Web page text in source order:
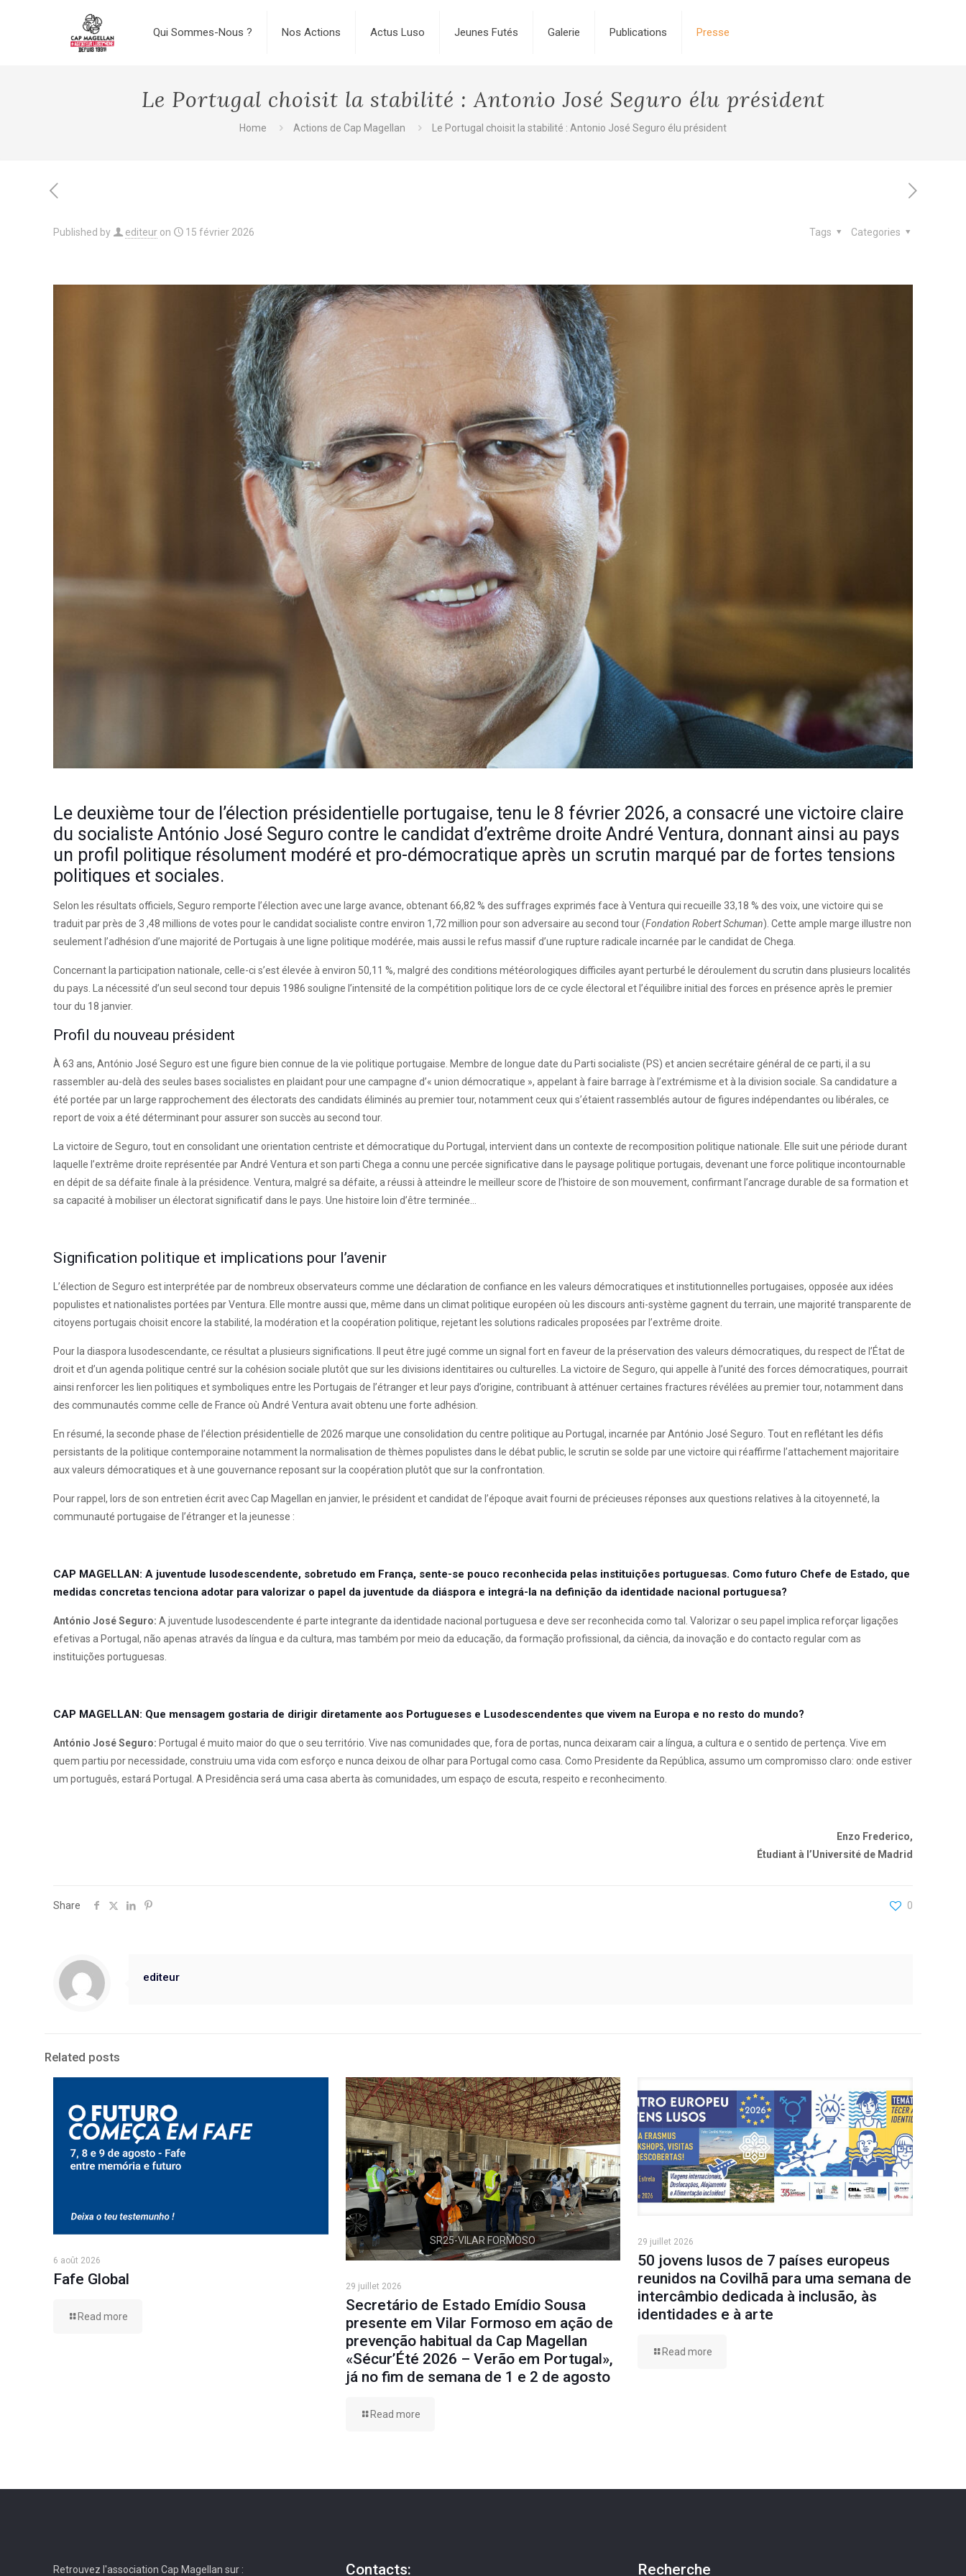
Qui Sommes-Nous ? Nos Actions Actus Luso Jeunes Futés Galerie Publications Presse
Le Portugal choisit la stabilité : Antonio José Seguro élu président
Home Actions de Cap Magellan Le Portugal choisit la stabilité : Antonio José Seguro élu président
Published by editeur on 15 février 2026 Categories
Tags
Le deuxième tour de l’élection présidentielle portugaise, tenu le 8 février 2026, a consacré une victoire claire
du socialiste António José Seguro contre le candidat d’extrême droite André Ventura, donnant ainsi au pays
un profil politique résolument modéré et pro-démocratique après un scrutin marqué par de fortes tensions
politiques et sociales.
Selon les résultats officiels, Seguro remporte l’élection avec une large avance, obtenant 66,82 % des suffrages exprimés face à Ventura qui recueille 33,18 % des voix, une victoire qui se
traduit par près de 3 ,48 millions de votes pour le candidat socialiste contre environ 1,72 million pour son adversaire au second tour (Fondation Robert Schuman). Cette ample marge illustre non
seulement l’adhésion d’une majorité de Portugais à une ligne politique modérée, mais aussi le refus massif d’une rupture radicale incarnée par le candidat de Chega.
Concernant la participation nationale, celle-ci s’est élevée à environ 50,11 %, malgré des conditions météorologiques difficiles ayant perturbé le déroulement du scrutin dans plusieurs localités
du pays. La nécessité d’un seul second tour depuis 1986 souligne l’intensité de la compétition politique lors de ce cycle électoral et l’équilibre initial des forces en présence après le premier
tour du 18 janvier.
Profil du nouveau président
À 63 ans, António José Seguro est une figure bien connue de la vie politique portugaise. Membre de longue date du Parti socialiste (PS) et ancien secrétaire général de ce parti, il a su
rassembler au-delà des seules bases socialistes en plaidant pour une campagne d’« union démocratique », appelant à faire barrage à l’extrémisme et à la division sociale. Sa candidature a
été portée par un large rapprochement des électorats des candidats éliminés au premier tour, notamment ceux qui s’étaient rassemblés autour de figures indépendantes ou libérales, ce
report de voix a été déterminant pour assurer son succès au second tour.
La victoire de Seguro, tout en consolidant une orientation centriste et démocratique du Portugal, intervient dans un contexte de recomposition politique nationale. Elle suit une période durant
laquelle l’extrême droite représentée par André Ventura et son parti Chega a connu une percée significative dans le paysage politique portugais, devenant une force politique incontournable
en dépit de sa défaite finale à la présidence. Ventura, malgré sa défaite, a réussi à atteindre le meilleur score de l’histoire de son mouvement, confirmant l’ancrage durable de sa formation et
sa capacité à mobiliser un électorat significatif dans le pays. Une histoire loin d’être terminée…
Signification politique et implications pour l’avenir
L’élection de Seguro est interprétée par de nombreux observateurs comme une déclaration de confiance en les valeurs démocratiques et institutionnelles portugaises, opposée aux idées
populistes et nationalistes portées par Ventura. Elle montre aussi que, même dans un climat politique européen où les discours anti-système gagnent du terrain, une majorité transparente de
citoyens portugais choisit encore la stabilité, la modération et la coopération politique, rejetant les solutions radicales proposées par l’extrême droite.
Pour la diaspora lusodescendante, ce résultat a plusieurs significations. Il peut être jugé comme un signal fort en faveur de la préservation des valeurs démocratiques, du respect de l’État de
droit et d’un agenda politique centré sur la cohésion sociale plutôt que sur les divisions identitaires ou culturelles. La victoire de Seguro, qui appelle à l’unité des forces démocratiques, pourrait
ainsi renforcer les lien politiques et symboliques entre les Portugais de l’étranger et leur pays d’origine, contribuant à atténuer certaines fractures révélées au premier tour, notamment dans
des communautés comme celle de France où André Ventura avait obtenu une forte adhésion.
En résumé, la seconde phase de l’élection présidentielle de 2026 marque une consolidation du centre politique au Portugal, incarnée par António José Seguro. Tout en reflétant les défis
persistants de la politique contemporaine notamment la normalisation de thèmes populistes dans le débat public, le scrutin se solde par une victoire qui réaffirme l’attachement majoritaire
aux valeurs démocratiques et à une gouvernance reposant sur la coopération plutôt que sur la confrontation.
Pour rappel, lors de son entretien écrit avec Cap Magellan en janvier, le président et candidat de l’époque avait fourni de précieuses réponses aux questions relatives à la citoyenneté, la
communauté portugaise de l’étranger et la jeunesse :
CAP MAGELLAN:A juventude lusodescendente, sobretudo em França, sente-se pouco reconhecida pelas instituições portuguesas. Como futuro Chefe de Estado, que
medidas concretas tenciona adotar para valorizar o papel da juventude da diáspora e integrá-la na definição da identidade nacional portuguesa?
António José Seguro: A juventude lusodescendente é parte integrante da identidade nacional portuguesa e deve ser reconhecida como tal. Valorizar o seu papel implica reforçar ligações
efetivas a Portugal, não apenas através da língua e da cultura, mas também por meio da educação, da formação profissional, da ciência, da inovação e do contacto regular com as
instituições portuguesas.
CAP MAGELLAN: Que mensagem gostaria de dirigir diretamente aos Portugueses e Lusodescendentes que vivem na Europa e no resto do mundo?
António José Seguro: Portugal é muito maior do que o seu território. Vive nas comunidades que, fora de portas, nunca deixaram cair a língua, a cultura e o sentido de pertença. Vive em
quem partiu por necessidade, construiu uma vida com esforço e nunca deixou de olhar para Portugal como casa. Como Presidente da República, assumo um compromisso claro: onde estiver
um português, estará Portugal. A Presidência será uma casa aberta às comunidades, um espaço de escuta, respeito e reconhecimento.
Enzo Frederico,
Étudiant à l’Université de Madrid
Share 0
editeur
Related posts
6 août 2026
Fafe Global
Read more
SR25-VILAR FORMOSO
29 juillet 2026
Secretário de Estado Emídio Sousa
presente em Vilar Formoso em ação de
prevenção habitual da Cap Magellan
«Sécur’Été 2026 – Verão em Portugal»,
já no fim de semana de 1 e 2 de agosto
Read more
29 juillet 2026
50 jovens lusos de 7 países europeus
reunidos na Covilhã para uma semana de
intercâmbio dedicada à inclusão, às
identidades e à arte
Read more
Retrouvez l'association Cap Magellan sur : Contacts: Recherche